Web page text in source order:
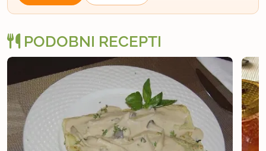
PODOBNI RECEPTI